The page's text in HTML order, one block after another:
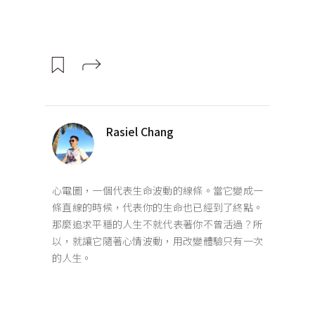
Rasiel Chang
心電圖，一個代表生命波動的線條。當它變成一
條直線的時候，代表你的生命也已經到了終點。
那麼追求平穩的人生不就代表著你不曾活過？所
以，就讓它隨著心情波動，用改變體驗只有一次
的人生。